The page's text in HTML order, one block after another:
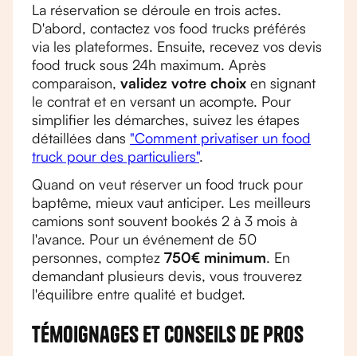
La réservation se déroule en trois actes.
D'abord, contactez vos food trucks préférés
via les plateformes. Ensuite, recevez vos devis
food truck sous 24h maximum. Après
comparaison, validez votre choix en signant
le contrat et en versant un acompte. Pour
simplifier les démarches, suivez les étapes
détaillées dans "Comment privatiser un food
truck pour des particuliers".
Quand on veut réserver un food truck pour
baptême, mieux vaut anticiper. Les meilleurs
camions sont souvent bookés 2 à 3 mois à
l'avance. Pour un événement de 50
personnes, comptez 750€ minimum. En
demandant plusieurs devis, vous trouverez
l'équilibre entre qualité et budget.
Témoignages et conseils de pros